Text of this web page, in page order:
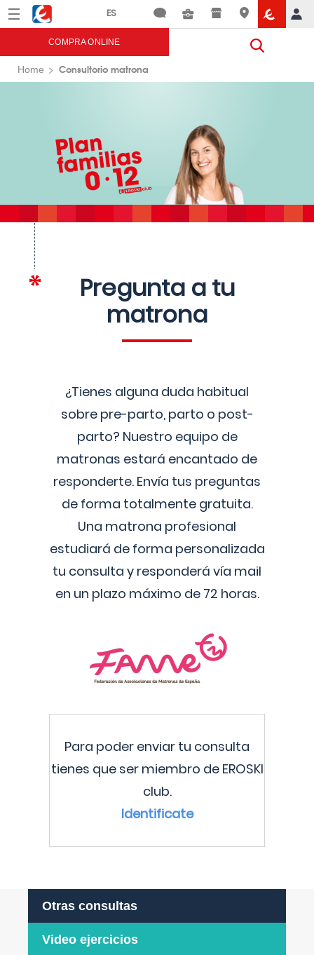
Menú Eroski
COMPRA ONLINE
Home Consultorio matrona
Pregunta a tu
matrona
¿Tienes alguna duda habitual
sobre pre-parto, parto o post-
parto? Nuestro equipo de
matronas estará encantado de
responderte. Envía tus preguntas
de forma totalmente gratuita.
Una matrona profesional
estudiará de forma personalizada
tu consulta y responderá vía mail
en un plazo máximo de 72 horas.
Para poder enviar tu consulta
tienes que ser miembro de EROSKI
club.
Identificate
Otras consultas
Video ejercicios